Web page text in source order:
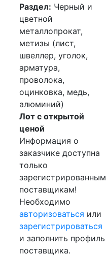
Раздел: Черный и
цветной
металлопрокат,
метизы (лист,
швеллер, уголок,
арматура,
проволока,
оцинковка, медь,
алюминий)
Лот с открытой
ценой
Информация о
заказчике доступна
только
зарегистрированным
поставщикам!
Необходимо
авторизоваться или
зарегистрироваться
и заполнить профиль
поставщика.